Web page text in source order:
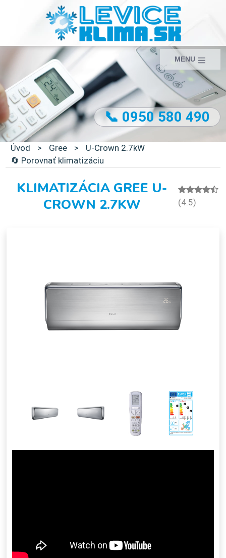
MENU
📞 0950 580 490
Úvod > Gree >
U-Crown 2.7kW
🔄 Porovnať klimatizáciu
KLIMATIZÁCIA GREE U-
CROWN 2.7KW
(4.5)